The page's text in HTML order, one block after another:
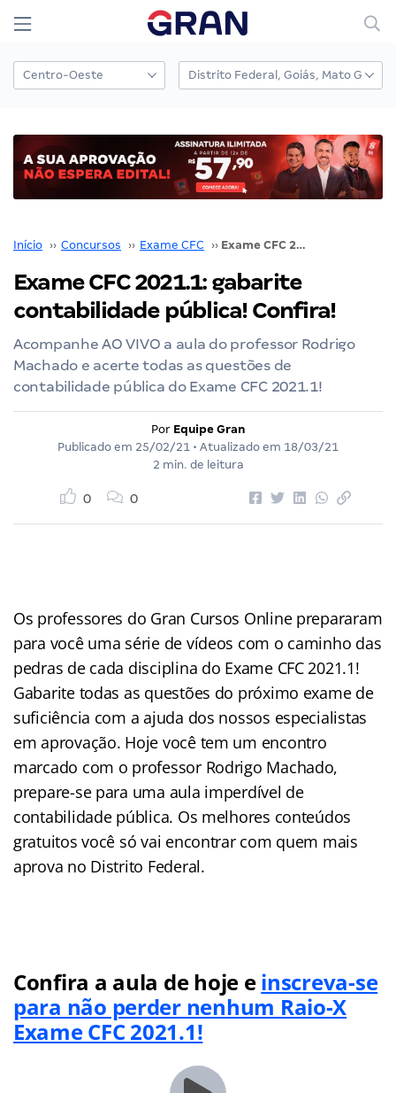
Início ›› Concursos ›› Exame CFC ›› Exame CFC 2021.1: gabarite contabilidade pública! Confira!
Exame CFC 2021.1: gabarite
contabilidade pública! Confira!
Acompanhe AO VIVO a aula do professor Rodrigo
Machado e acerte todas as questões de
contabilidade pública do Exame CFC 2021.1!
Por Equipe Gran
Publicado em 25/02/21 • Atualizado em 18/03/21
2 min. de leitura
0 0
Os professores do Gran Cursos Online prepararam
para você uma série de vídeos com o caminho das
pedras de cada disciplina do Exame CFC 2021.1!
Gabarite todas as questões do próximo exame de
suficiência com a ajuda dos nossos especialistas
em aprovação. Hoje você tem um encontro
marcado com o professor Rodrigo Machado,
prepare-se para uma aula imperdível de
contabilidade pública. Os melhores conteúdos
gratuitos você só vai encontrar com quem mais
aprova no Distrito Federal.
Confira a aula de hoje einscreva-se
para não perder nenhum Raio-X
Exame CFC 2021.1!